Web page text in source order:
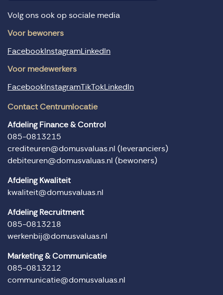
Volg ons ook op sociale media
Voor bewoners
FacebookInstagramLinkedIn
Voor medewerkers
FacebookInstagramTikTokLinkedIn
Contact Centrumlocatie
Afdeling Finance & Control
085-0813215
crediteuren@domusvaluas.nl (leveranciers)
debiteuren@domusvaluas.nl (bewoners)
Afdeling Kwaliteit
kwaliteit@domusvaluas.nl
Afdeling Recruitment
085-0813218
werkenbij@domusvaluas.nl
Marketing & Communicatie
085-0813212
communicatie@domusvaluas.nl